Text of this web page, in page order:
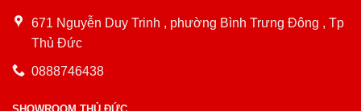
671 Nguyễn Duy Trinh , phường Bình Trưng Đông , Tp
Thủ Đức
0888746438